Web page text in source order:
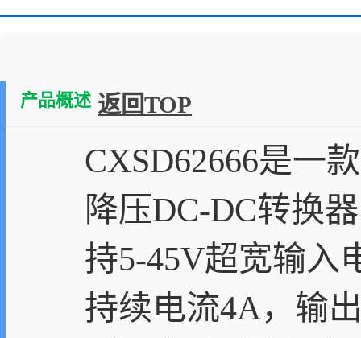
产品概述 返回TOP
CXSD62666是一
降压DC-DC转换
持5-45V超宽输入
持续电流4A，输